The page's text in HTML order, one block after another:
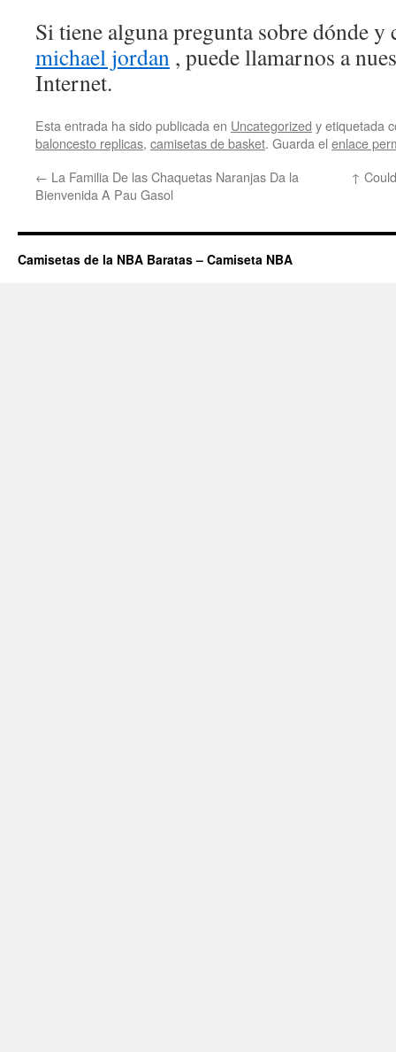
Si tiene alguna pregunta sobre dónde
michael jordan , puede llamarnos a
Internet.
Esta entrada ha sido publicada en Uncategorized y etiquetada
baloncesto replicas, camisetas de basket. Guarda el enlace
← La Familia De las Chaquetas Naranjas Da la
Bienvenida A Pau Gasol
↑
Camisetas de la NBA Baratas – Camiseta NBA